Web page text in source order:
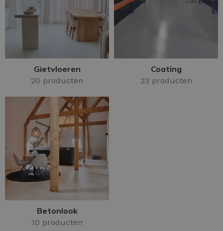
Gietvloeren
20 producten
Coating
23 producten
Betonlook
10 producten